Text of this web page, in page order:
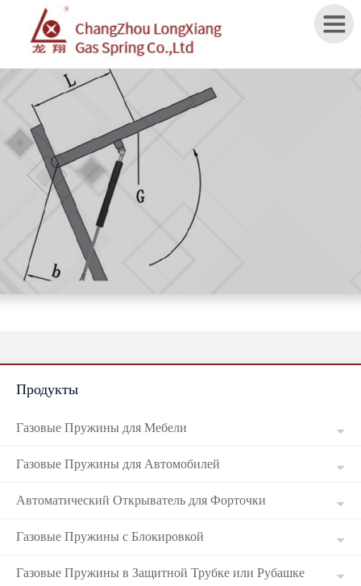
Home
ABOUT
US
PRODUCTS
APPLICATION
SPECIFICATION
Russian
Продукты
Газовые Пружины для Мебели
Газовые Пружины для Автомобилей
Автоматический Открыватель для Форточки
Газовые Пружины с Блокировкой
Газовые Пружины в Защитной Трубке или Рубашке